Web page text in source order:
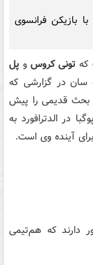
بازیکن فرانسوی
تونی کروسو پل
سان در گزارشی که
و بحث قدیمی را پیش
در الدترافورد به
آینده وی است.
دارند که هم‌‌تیمی